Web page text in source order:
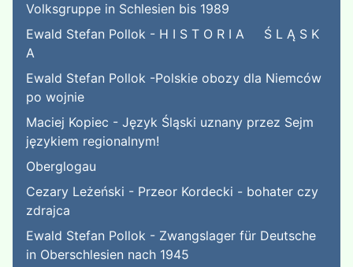
Volksgruppe in Schlesien bis 1989
Ewald Stefan Pollok - H I S T O R I A Ś L Ą S K
A
Ewald Stefan Pollok -Polskie obozy dla Niemców
po wojnie
Maciej Kopiec - Język Śląski uznany przez Sejm
językiem regionalnym!
Oberglogau
Cezary Leżeński - Przeor Kordecki - bohater czy
zdrajca
Ewald Stefan Pollok - Zwangslager für Deutsche
in Oberschlesien nach 1945